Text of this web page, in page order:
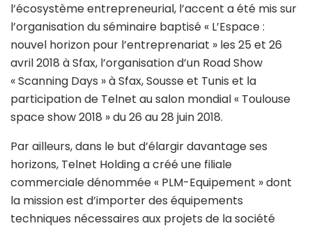
l’écosystème entrepreneurial, l’accent a été mis sur
l’organisation du séminaire baptisé « L’Espace :
nouvel horizon pour l’entreprenariat » les 25 et 26
avril 2018 à Sfax, l’organisation d’un Road Show
« Scanning Days » à Sfax, Sousse et Tunis et la
participation de Telnet au salon mondial « Toulouse
space show 2018 » du 26 au 28 juin 2018.
Par ailleurs, dans le but d’élargir davantage ses
horizons, Telnet Holding a créé une filiale
commerciale dénommée « PLM-Equipement » dont
la mission est d’importer des équipements
techniques nécessaires aux projets de la société